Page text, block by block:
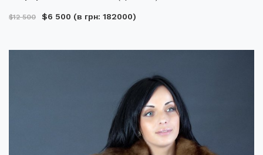
$12 500 $6 500 (в грн: 182000)